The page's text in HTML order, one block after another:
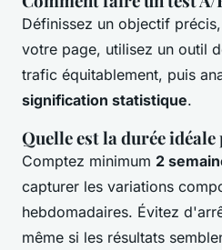
Définissez un objectif
votre page, utilisez un outil
trafic équitablement, puis
signification statistique.
Quelle est la durée
Comptez minimum 2
capturer les variations
hebdomadaires. Évitez
même si les résultats